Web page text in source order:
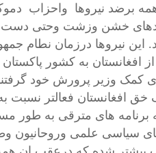
برضد نیروها واحزاب
خشن وزشت وحتی
این نیروها درزمان نطام
افغانستان به کشور
کمک وزیر پرورش خود
افغانستان فعالتر نسبت
های مترقی به طور
سیاسی علمی وروحانیون